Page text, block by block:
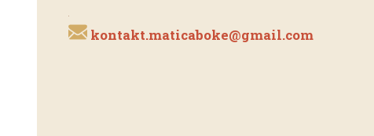
kontakt.maticaboke@gmail.com